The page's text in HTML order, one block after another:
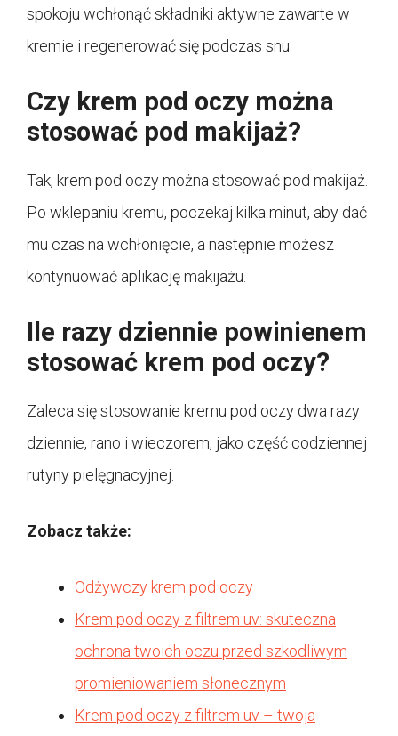
spokoju wchłonąć składniki aktywne zawarte w
kremie i regenerować się podczas snu.
Czy krem pod oczy można
stosować pod makijaż?
Tak, krem pod oczy można stosować pod makijaż.
Po wklepaniu kremu, poczekaj kilka minut, aby dać
mu czas na wchłonięcie, a następnie możesz
kontynuować aplikację makijażu.
Ile razy dziennie powinienem
stosować krem pod oczy?
Zaleca się stosowanie kremu pod oczy dwa razy
dziennie, rano i wieczorem, jako część codziennej
rutyny pielęgnacyjnej.
Zobacz także:
Odżywczy krem pod oczy
Krem pod oczy z filtrem uv: skuteczna
ochrona twoich oczu przed szkodliwym
promieniowaniem słonecznym
Krem pod oczy z filtrem uv – twoja